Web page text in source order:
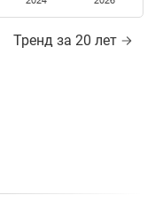
Тренд за 20 лет